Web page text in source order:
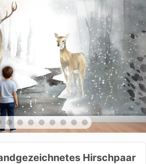
Hirschpaar